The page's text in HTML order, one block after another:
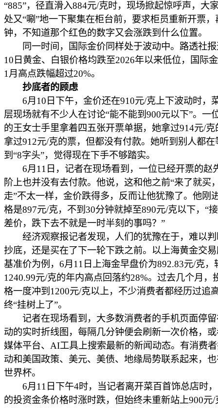
“885”，径直滑入884元/克时，现场掀起惊呼声，大
处又“唰”地一下聚集在柜台前，要求柜员重新开票，
钟，不知道那个红色的数字又会涨跌到什么位置。
同一时间，国际金价同样处于波动中。路透社报
10日黄金、白银价格均跌至2026年以来低位，国际
1月高点跌幅超过20%。
抄底者的顾虑
6月10日下午，金价还在910元/克上下波动时，
层现场就有不少人在讨论“能不能到900元以下”。一
的王女士手里拿着四五张开票单据，她拿过914元/克
拿过912元/克的票，但都没有付款。她听到别人都在
到“8字头”，觉得现在下手不够踏实。
6月11日，记者在现场看到，一位已经开票的赵
阶上也并没有去付款。他说，这和他之前“来了就买
走”不太一样，金价跌得多，反而让他犹豫了。他刚
格是897元/克，不到30分钟就掉至890元/克以下，“
差价，跌下去不就是一时半刻的事吗？”
经济观察报记者发现，人们的犹豫在于，难以判
抄底，还是买在了下一轮下跌之前。以上海黄金交
基准价为例，6月11日上海金早盘价为892.83元/克，
1240.99元/克的年内高点回落约28%。过去几个月，
格一度冲到1200元/克以上，不少消费者都经历过追
终“挂树上了”。
记者在现场看到，大多数消费者的手机页面停留
动的实时折线图，每隔几分钟便会刷新一次价格，
媒体平台、AI工具上搜索最新的新闻动态。有消费
动和美国政策、美元、美债、地缘局势联系起来，
世界杯。
6月11日下午4时，当记者离开菜百首饰总店时
的投资金条价格时涨时跌，但始终未重新站上900元/